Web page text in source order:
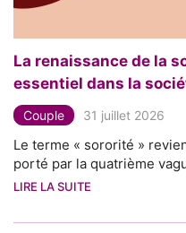
La renaissance de la
essentiel dans la
Couple 31 juillet 2026
Le terme « sororité »
porté par la quatrième
LIRE LA SUITE